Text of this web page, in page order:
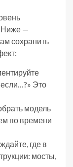
Ниже —
сохранить
Это
модель
по времени
где в
мосты,